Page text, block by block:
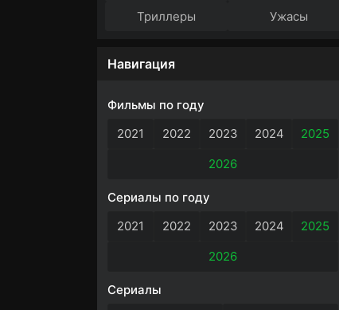
Триллеры
Ужасы
Навигация
Фильмы по году
2021
2022 2023 2024
2025
2026
Сериалы по году
2021
2022 2023 2024
2025
2026
Сериалы